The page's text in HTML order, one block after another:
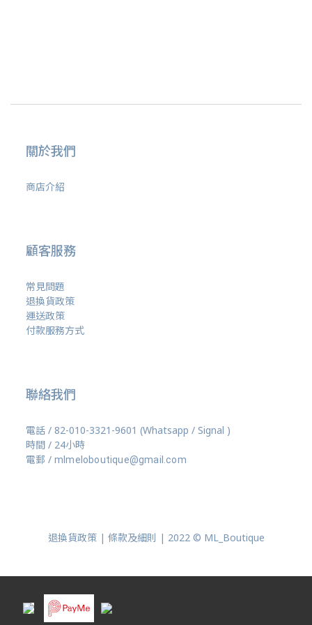
關於我們
商店介紹
顧客服務
常見問題
退換貨政策
運送政策
付款服務方式
聯絡我們
電話 / 82-010-3321-9601 (Whatsapp / Signal )
時間 / 24小時
電郵 / mlmeloboutique@gmail.com
退換貨政策 | 條款及細則 | 2022 © ML_Boutique